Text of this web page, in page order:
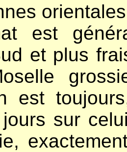
est
et plus
est
sur